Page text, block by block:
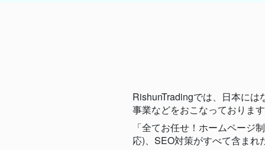
RishunTradingでは、日本に
事業などをおこなっておりま
「全てお任せ！ホームページ
応)、SEO対策がすべて含ま